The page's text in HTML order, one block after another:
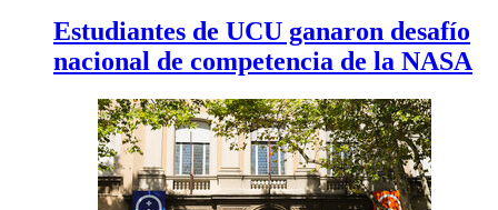
Estudiantes de UCU ganaron desafío
nacional de competencia de la NASA